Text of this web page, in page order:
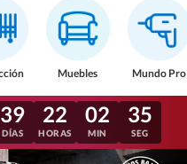
Muebles Mundo Pro
39
DÍAS
22
HORAS
02
MIN
32
SEG